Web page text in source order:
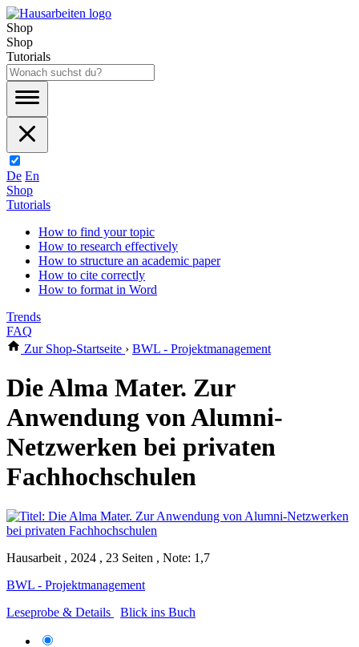
Shop
Shop
Tutorials
De En
Shop
Tutorials
How to find your topic
How to research effectively
How to structure an academic paper
How to cite correctly
How to format in Word
Trends
FAQ
Zur Shop-Startseite › BWL - Projektmanagement
Die Alma Mater. Zur
Anwendung von Alumni-
Netzwerken bei privaten
Fachhochschulen
Hausarbeit , 2024 , 23 Seiten , Note: 1,7
BWL - Projektmanagement
Leseprobe & Details
Blick ins Buch